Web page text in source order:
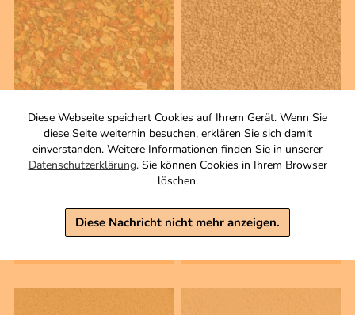
Diese Webseite speichert Cookies auf Ihrem Gerät. Wenn Sie
diese Seite weiterhin besuchen, erklären Sie sich damit
einverstanden. Weitere Informationen finden Sie in unserer
Datenschutzerklärung. Sie können Cookies in Ihrem Browser
löschen.
Diese Nachricht nicht mehr anzeigen.
Schafskäse
Gewürzzubereitung
Zutaten
inkl. MwSt, zzgl. Versand
Grundpreis 1 KG: 46,67 €
Blaumohn
Samen, ganz
3,50 €